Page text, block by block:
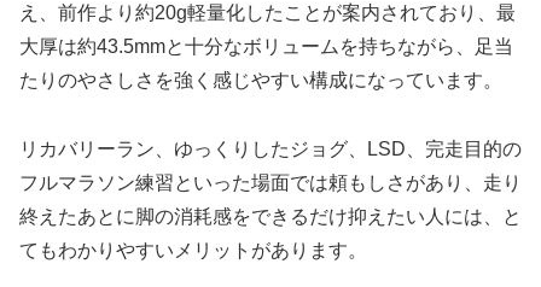
え、前作より約20g軽量化したことが案内されており、最
大厚は約43.5mmと十分なボリュームを持ちながら、足当
たりのやさしさを強く感じやすい構成になっています。
リカバリーラン、ゆっくりしたジョグ、LSD、完走目的の
フルマラソン練習といった場面では頼もしさがあり、走り
終えたあとに脚の消耗感をできるだけ抑えたい人には、と
てもわかりやすいメリットがあります。